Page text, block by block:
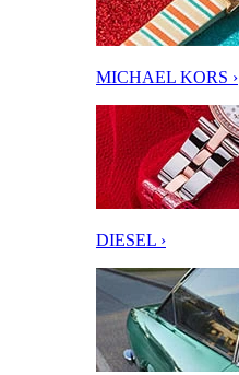
MICHAEL KORS ›
DIESEL ›